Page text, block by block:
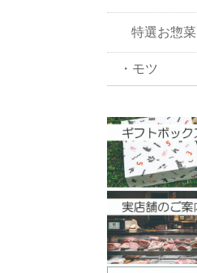
特選お惣菜
・モツ